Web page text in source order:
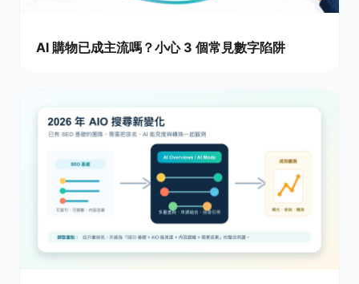
AI 購物已成主流嗎？小心 3 個常見數字陷阱